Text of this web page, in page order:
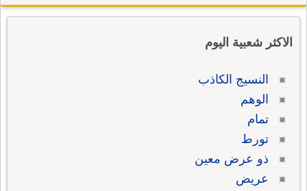
الاكثر شعبية اليوم
النسيج الكاذب
الوهم
تمام
تورط
ذو عرض معين
عريض